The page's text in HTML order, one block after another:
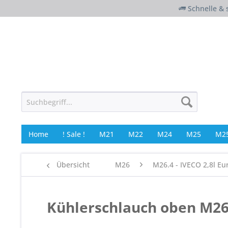
Schnelle &
Home ! Sale ! M21 M22 M24 M25
Übersicht M26 M26.4 - IVECO 2,8l
Kühlerschlauch oben